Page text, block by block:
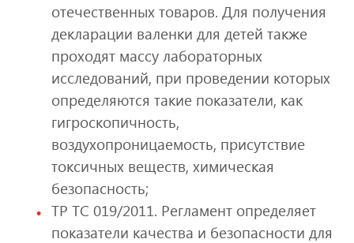
отечественных товаров. Для получения
декларации валенки для детей также
проходят массу лабораторных
исследований, при проведении которых
определяются такие показатели, как
гигроскопичность,
воздухопроницаемость, присутствие
токсичных веществ, химическая
безопасность;
ТР ТС 019/2011. Регламент определяет
показатели качества и безопасности для